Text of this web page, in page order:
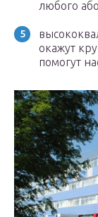
любого
окажут
помогут